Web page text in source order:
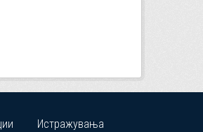
Истражувања